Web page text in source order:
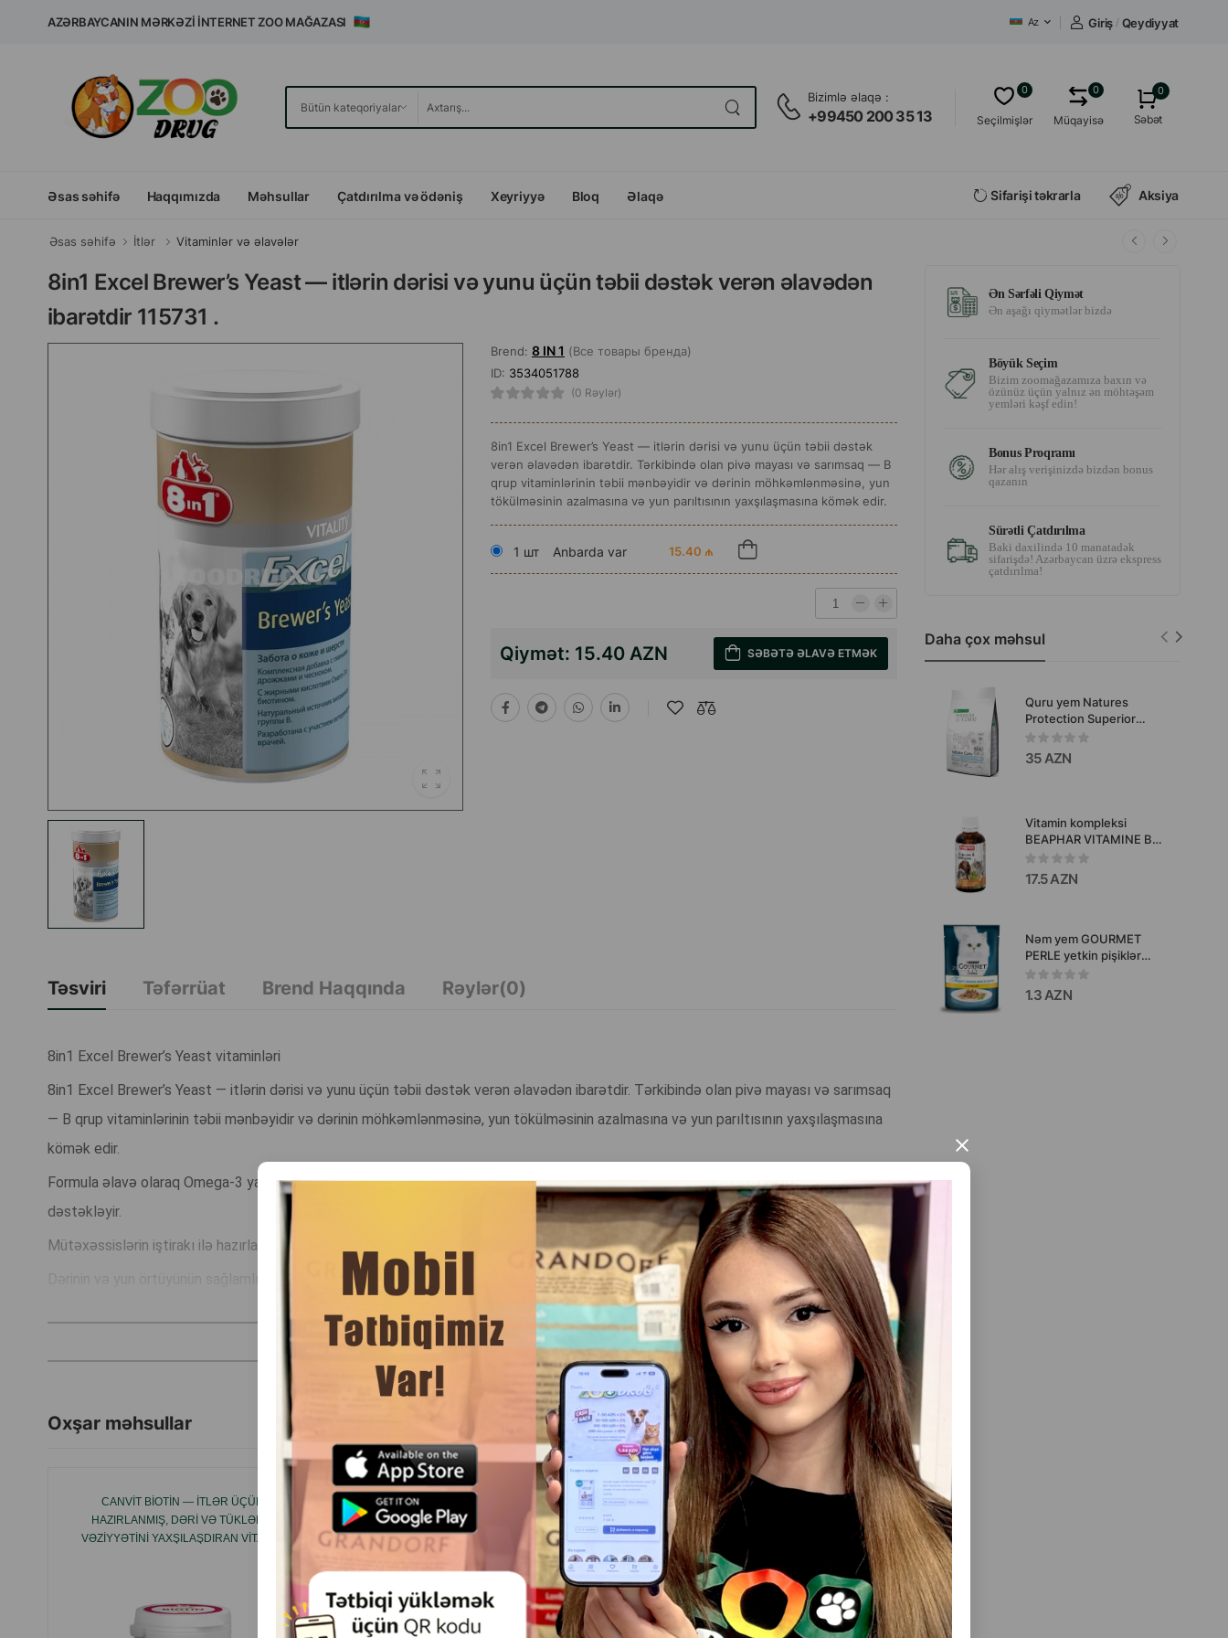
×
AZƏRBAYCANIN MƏRKƏZI İNTERNET ZOO MAĞAZASI Az Giriş / Qeydiyyat
Bizimlə əlaqə :
+99450 200 35 13 Seçilmişlər
0
Müqayisə
0 0
Səbət
Əsas səhifə Haqqımızda Məhsullar Çatdırılma və ödəniş Xeyriyyə Bloq Əlaqə Sifarişi təkrarla Aksiya
Əsas səhifə İtlər Vitaminlər və əlavələr
8in1 Excel Brewer’s Yeast — itlərin dərisi və yunu üçün təbii dəstək verən əlavədən
ibarətdir 115731 .
Brend: 8 IN 1 (Все товары бренда)
ID: 3534051788
(0 Rəylər)
8in1 Excel Brewer’s Yeast — itlərin dərisi və yunu üçün təbii dəstək
verən əlavədən ibarətdir. Tərkibində olan pivə mayası və sarımsaq — B
qrup vitaminlərinin təbii mənbəyidir və dərinin möhkəmlənməsinə, yun
tökülməsinin azalmasına və yun parıltısının yaxşılaşmasına kömək edir.
1 шт Anbarda var 15.40 ₼
Qiymət: 15.40 AZN SƏBƏTƏ ƏLAVƏ ETMƏK
Təsviri Təfərrüat Brend Haqqında Rəylər(0)
8in1 Excel Brewer’s Yeast vitaminləri
8in1 Excel Brewer’s Yeast — itlərin dərisi və yunu üçün təbii dəstək verən əlavədən ibarətdir. Tərkibində olan pivə mayası və sarımsaq
— B qrup vitaminlərinin təbii mənbəyidir və dərinin möhkəmlənməsinə, yun tökülməsinin azalmasına və yun parıltısının yaxşılaşmasına
kömək edir.
Formula əlavə olaraq Omega-3 yağ turşuları və biotinlə zənginləşdirilib. Bu maddələr yunun daha sıx, sağlam və parlaq olmasını
dəstəkləyir.
Mütəxəssislərin iştirakı ilə hazırlanıb və gündəlik istifadəyə uyğundur.
Dərinin və yun örtüyünün sağlamlığını dəstəkləmək istəyən itlər üçün ideal seçimdir.
DAHA ÇOX OXU
Oxşar məhsullar Hamısını Gör
CANVIT BIOTIN — ITLƏR ÜÇÜN
HAZIRLANMIŞ, DƏRI VƏ TÜKLƏRIN
VƏZIYYƏTINI YAXŞILAŞDIRAN VITAMIN
BALANSLAŞDIRILMIŞ KOMPLEKS CANVIT
BIOCAL PLUS ITLƏRDƏ SÜMÜK
TOXUMASININ, VƏTƏRLƏRIN,
OYNAQLARIN, QIĞIRDAQLARIN, DIŞLƏRIN
VƏ ƏZƏLƏLƏRIN SAĞLAM INKIŞAFI ÜÇÜN
230 QR.
VITAMINLI BEAPHAR DOGGY'S MIX ÇƏRƏZ
ITLƏR ÜÇÜN 180 ƏDƏD.
VITAMINLƏRI, PIŞIK VƏ ITLƏR ÜÇÜN PIVƏ
Ən Sərfəli Qiymət
Ən aşağı qiymətlər bizdə
Böyük Seçim
Bizim zoomağazamıza baxın və
özünüz üçün yalnız ən möhtəşəm
yemləri kəşf edin!
Bonus Proqramı
Hər alış verişinizdə bizdən bonus
qazanın
Sürətli Çatdırılma
Baki daxilində 10 manatadək
sifarişdə! Azərbaycan üzrə ekspress
çatdırılma!
Daha çox məhsul
Quru yem Natures
Protection Superior
White Cats Grain Free
with Herring for Adult All
Breeds - ağ xəzli bütün
35 AZN
Vitamin kompleksi
BEAPHAR VITAMINE B
COMPLEX quşlar,
gəmiricilər, itlər və pişiklər
üçün 50 ml.
17.5 AZN
Nəm yem GOURMET
PERLE yetkin pişiklər
üçün sousda file və toyuq
dadi ilə 75 qr.
1.3 AZN